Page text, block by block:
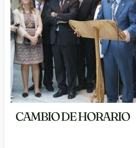
CAMBIO DE HORARIO